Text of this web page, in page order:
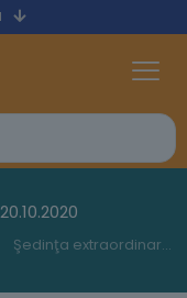
Şedinţa extraordinară – 20.10.2020